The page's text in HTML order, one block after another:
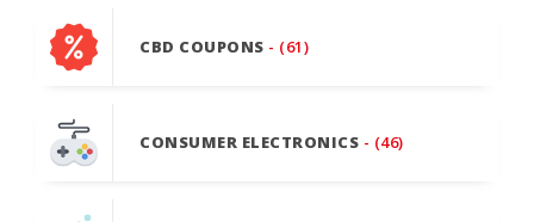
CBD COUPONS - (61)
CONSUMER ELECTRONICS - (46)